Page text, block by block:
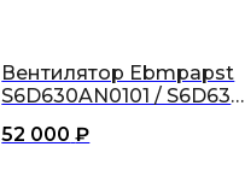
Вентилятор Ebmpapst
S6D630AN0101 / S6D630-
52 000 ₽